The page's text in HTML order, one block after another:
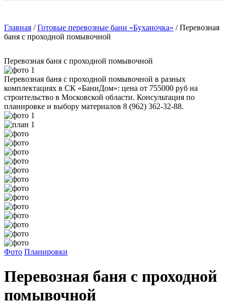
Главная /Готовые перевозные бани «Буханочка» /Перевозная
баня с проходной помывочной
Перевозная баня с проходной помывочной
Перевозная баня с проходной помывочной в разных
комплектациях в СК «БаниДом»: цена от 755000 руб на
строительство в Московской области. Консультация по
планировке и выбору материалов 8 (962) 362-32-88.
Фото Планировки
Перевозная баня с проходной
помывочной